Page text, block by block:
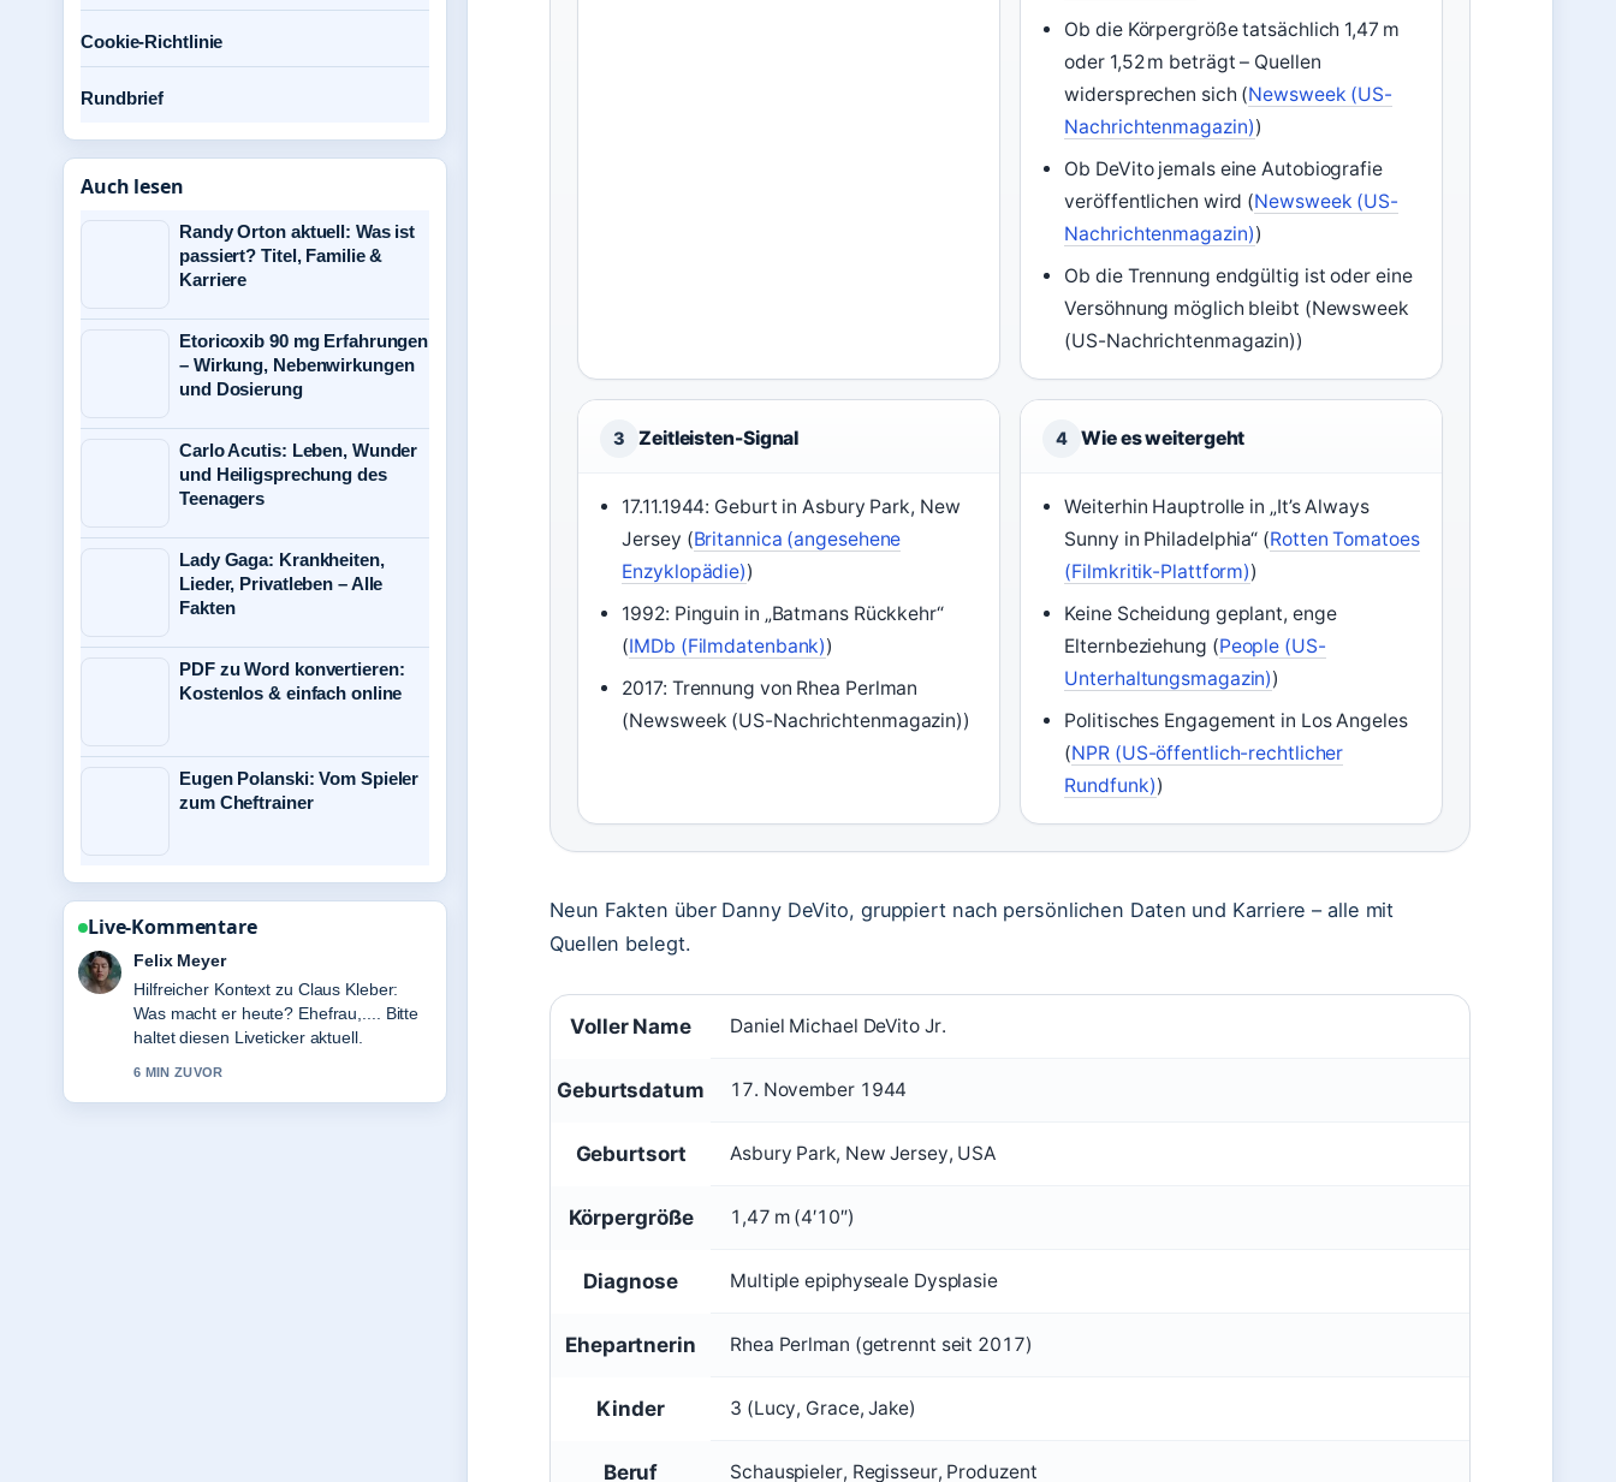
Ob die Körpergröße tatsächlich 1,47 m
oder 1,52 m beträgt – Quellen
widersprechen sich (Newsweek (US-
Nachrichtenmagazin))
Ob DeVito jemals eine Autobiografie
veröffentlichen wird (Newsweek (US-
Nachrichtenmagazin))
Ob die Trennung endgültig ist oder eine
Versöhnung möglich bleibt (Newsweek
(US-Nachrichtenmagazin))
3 Zeitleisten-Signal
17.11.1944: Geburt in Asbury Park, New
Jersey (Britannica (angesehene
Enzyklopädie))
1992: Pinguin in „Batmans Rückkehr“
(IMDb (Filmdatenbank))
2017: Trennung von Rhea Perlman
(Newsweek (US-Nachrichtenmagazin))
4 Wie es weitergeht
Weiterhin Hauptrolle in „It’s Always
Sunny in Philadelphia“ (Rotten Tomatoes
(Filmkritik-Plattform))
Keine Scheidung geplant, enge
Elternbeziehung (People (US-
Unterhaltungsmagazin))
Politisches Engagement in Los Angeles
(NPR (US-öffentlich-rechtlicher
Rundfunk))
Neun Fakten über Danny DeVito, gruppiert nach persönlichen Daten und Karriere – alle mit
Quellen belegt.
Voller Name Daniel Michael DeVito Jr.
Geburtsdatum 17. November 1944
Geburtsort Asbury Park, New Jersey, USA
Körpergröße 1,47 m (4′10″)
Diagnose Multiple epiphyseale Dysplasie
Ehepartnerin Rhea Perlman (getrennt seit 2017)
Kinder 3 (Lucy, Grace, Jake)
Beruf Schauspieler, Regisseur, Produzent
Cookie-Richtlinie
Rundbrief
Auch lesen
Randy Orton aktuell: Was ist
passiert? Titel, Familie &
Karriere
Etoricoxib 90 mg Erfahrungen
– Wirkung, Nebenwirkungen
und Dosierung
Carlo Acutis: Leben, Wunder
und Heiligsprechung des
Teenagers
Lady Gaga: Krankheiten,
Lieder, Privatleben – Alle
Fakten
PDF zu Word konvertieren:
Kostenlos & einfach online
Eugen Polanski: Vom Spieler
zum Cheftrainer
Live-Kommentare
Laura Becker
Die Berichterstattung zu Sophie
Marceau: Biografie, Filme, Kinder und
aktuelles... wirkt solide und sehr gut